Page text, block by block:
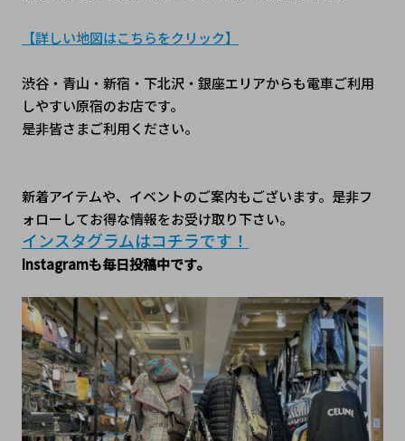
【詳しい地図はこちらをクリック】
渋谷・青山・新宿・下北沢・銀座エリアからも電車ご利用
しやすい原宿のお店です。
是非皆さまご利用ください。
新着アイテムや、イベントのご案内もございます。是非フ
ォローしてお得な情報をお受け取り下さい。
インスタグラムはコチラです！
Instagramも毎日投稿中です。